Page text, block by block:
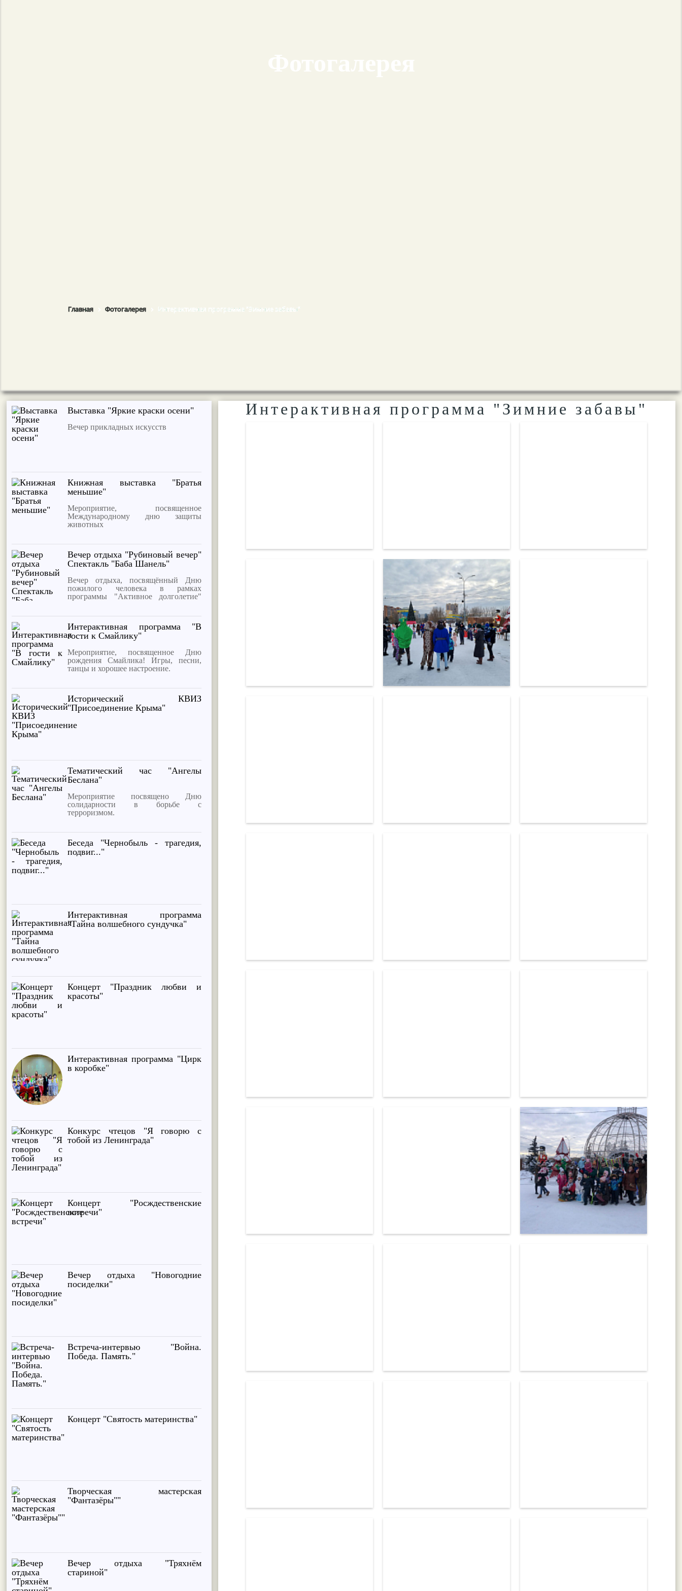
Главная Фотогалерея Интерактивная программа "Зимние забавы"
Выставка "Яркие краски осени"
Вечер прикладных искусств
Книжная выставка "Братья
меньшие"
Мероприятие, посвященное
Международному дню защиты
животных
Вечер отдыха "Рубиновый вечер"
Спектакль "Баба Шанель"
Вечер отдыха, посвящённый Дню
пожилого человека в рамках
программы "Активное долголетие"
Интерактивная программа "В
гости к Смайлику"
Мероприятие, посвященное Дню
рождения Смайлика! Игры, песни,
танцы и хорошее настроение.
Исторический КВИЗ
"Присоединение Крыма"
Тематический час "Ангелы
Беслана"
Мероприятие посвящено Дню
солидарности в борьбе с
терроризмом.
Беседа "Чернобыль - трагедия,
подвиг..."
Интерактивная программа
"Тайна волшебного сундучка"
Концерт "Праздник любви и
красоты"
Интерактивная программа "Цирк
в коробке"
Конкурс чтецов "Я говорю с
тобой из Ленинграда"
Концерт "Росждественские
встречи"
Вечер отдыха "Новогодние
посиделки"
Встреча-интервью "Война.
Победа. Память."
Концерт "Святость материнства"
Творческая мастерская
"Фантазёры""
Вечер отдыха "Тряхнём
стариной"
Интерактивная программа "Зимние забавы"